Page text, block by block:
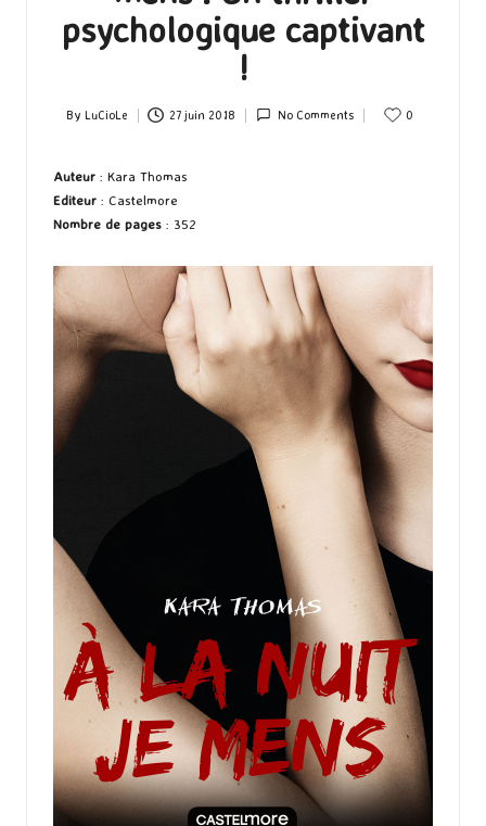
psychologique captivant
!
Posted
By LuCioLe 27 juin 2018 No Comments 0
Auteur : Kara Thomas
Editeur : Castelmore
Nombre de pages : 352